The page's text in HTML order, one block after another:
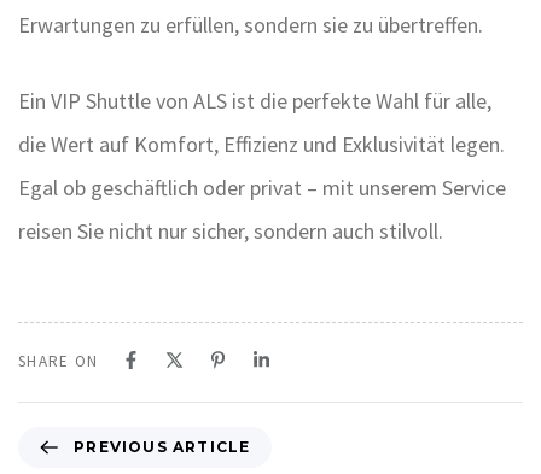
Erwartungen zu erfüllen, sondern sie zu übertreffen.
Ein VIP Shuttle von ALS ist die perfekte Wahl für alle,
die Wert auf Komfort, Effizienz und Exklusivität legen.
Egal ob geschäftlich oder privat – mit unserem Service
reisen Sie nicht nur sicher, sondern auch stilvoll.
SHARE ON
PREVIOUS ARTICLE